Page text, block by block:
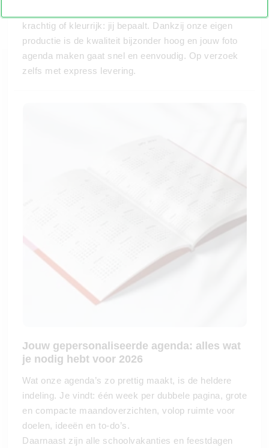
krachtig of kleurrijk: jij bepaalt. Dankzij onze eigen
productie is de kwaliteit bijzonder hoog en jouw foto
agenda maken gaat snel en eenvoudig. Op verzoek
zelfs met express levering.
Jouw gepersonaliseerde agenda: alles wat
je nodig hebt voor 2026
Wat onze agenda’s zo prettig maakt, is de heldere
indeling. Je vindt: één week per dubbele pagina, grote
en compacte maandoverzichten, volop ruimte voor
doelen, ideeën en to-do’s.
Daarnaast zijn alle schoolvakanties en feestdagen